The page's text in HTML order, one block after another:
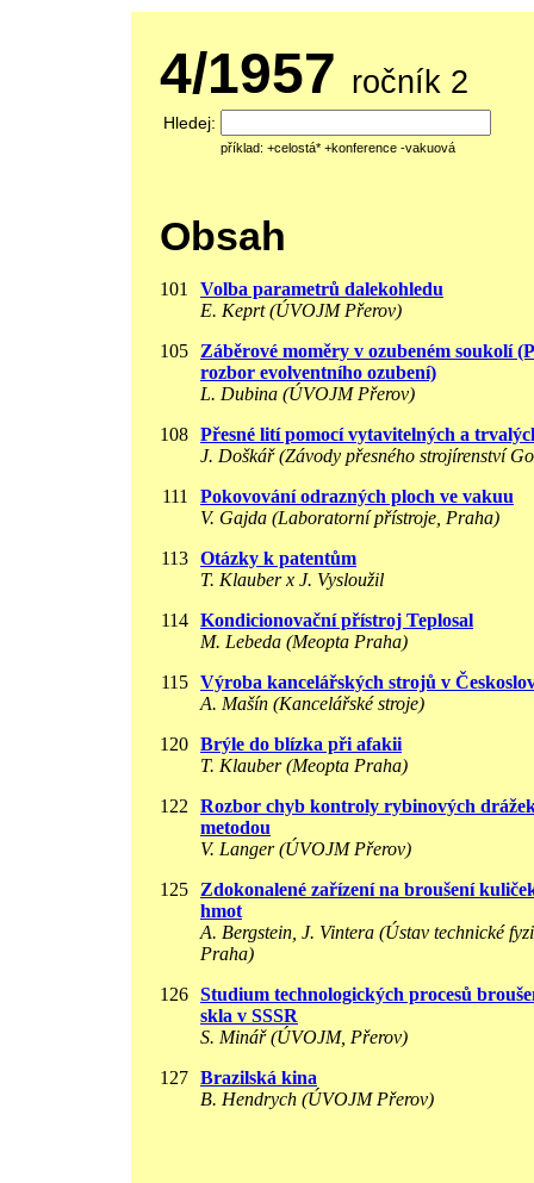
4/1957 ročník 2
Hledej:
příklad: +celostá* +konference -vakuová
Obsah
101
Volba parametrů dalekohledu
E. Keprt (ÚVOJM Přerov)
105
Záběrové moměry v ozubeném soukolí
rozbor evolventního ozubení)
L. Dubina (ÚVOJM Přerov)
108 Přesné lití pomocí vytavitelných a
J. Doškář (Závody přesného strojírenství
111
Pokovování odrazných ploch ve vakuu
V. Gajda (Laboratorní přístroje, Praha)
113 Otázky k patentům
T. Klauber x J. Vysloužil
114 Kondicionovační přístroj Teplosal
M. Lebeda (Meopta Praha)
115 Výroba kancelářských strojů v
A. Mašín (Kancelářské stroje)
120 Brýle do blízka při afakii
T. Klauber (Meopta Praha)
122
Rozbor chyb kontroly rybinových
metodou
V. Langer (ÚVOJM Přerov)
125
Zdokonalené zařízení na broušení
hmot
A. Bergstein, J. Vintera (Ústav technické
Praha)
126 Studium technologických procesů
skla v SSSR
S. Minář (ÚVOJM, Přerov)
127 Brazilská kina
B. Hendrych (ÚVOJM Přerov)